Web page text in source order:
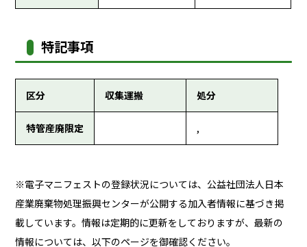
特記事項
区分 収集運搬 処分
特管産廃限定 ,
※電子マニフェストの登録状況については、公益社団法人日本
産業廃棄物処理振興センターが公開する加入者情報に基づき掲
載しています。情報は定期的に更新をしておりますが、最新の
情報については、以下のページを御確認ください。